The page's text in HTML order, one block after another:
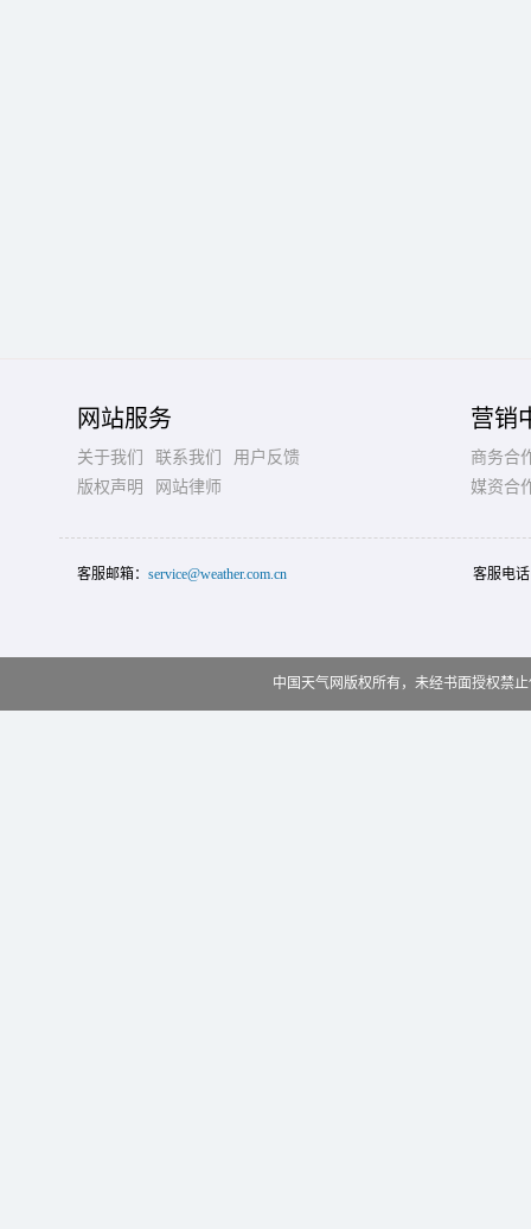
网站服务
关于我们 联系我们
用户反馈
版权声明
网站律师
营销
商务合
媒资合
客服邮箱： service@weather.com.cn 客服电
中国天气网版权所有，未经书面授权